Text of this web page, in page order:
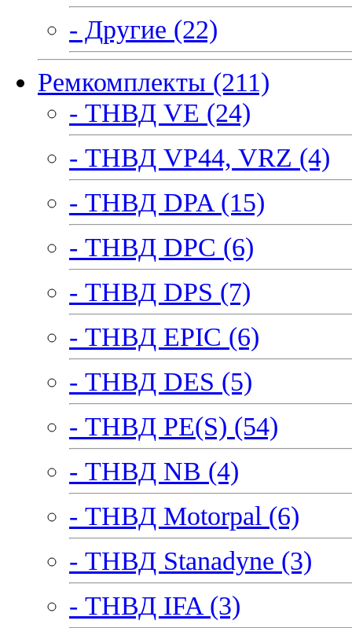
- Другие (22)
Ремкомплекты (211)
- ТНВД VE (24)
- ТНВД VP44, VRZ (4)
- ТНВД DPA (15)
- ТНВД DPC (6)
- ТНВД DPS (7)
- ТНВД EPIC (6)
- ТНВД DES (5)
- ТНВД PE(S) (54)
- ТНВД NB (4)
- ТНВД Motorpal (6)
- ТНВД Stanadyne (3)
- ТНВД IFA (3)